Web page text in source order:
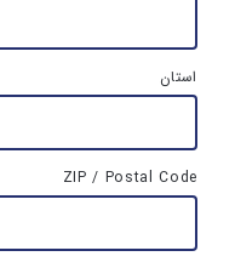
استان
ZIP / Postal Code